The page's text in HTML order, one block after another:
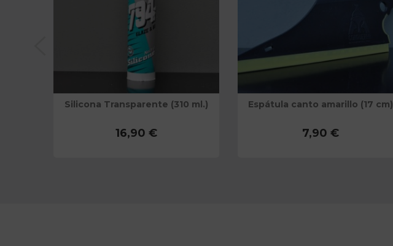
Silicona Transparente (310 ml.)
16,90 €
Espátula canto amarillo (17 cm)
7,90 €